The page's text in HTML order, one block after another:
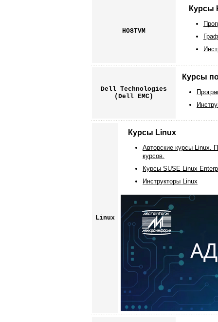
HOSTVM
Курсы
Dell Technologies
(Dell EMC)
Курсы
Linuх
Курсы Linuх
Авторские курсы Linuх.
курсов.
Курсы SUSE Linux
Инструкторы Linuх